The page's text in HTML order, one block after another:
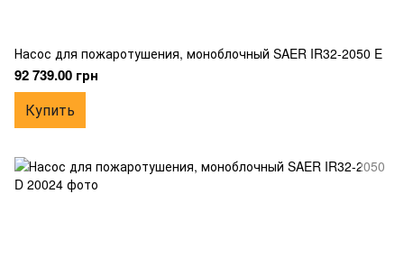
Насос для пожаротушения, моноблочный SAER IR32-2050 E
92 739.00 грн
Купить